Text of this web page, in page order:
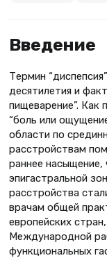
Введение
Термин
десятилетия и
пищеварение”. Как
“боль или
области по
расстройствам
раннее насыщение,
эпигастральной
расстройства
врачам общей
европейских
Международной
функциональных